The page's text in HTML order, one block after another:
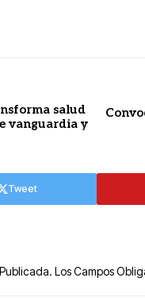
salud
vanguardia y
Tweet
Los Campos